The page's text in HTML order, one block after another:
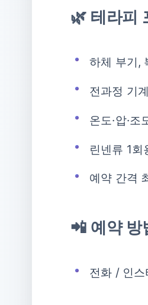
🌿 테라피
하체 부기,
전과정 기
온도·압·
린넨류 1
예약 간격
📲 예약 방
전화 / 인